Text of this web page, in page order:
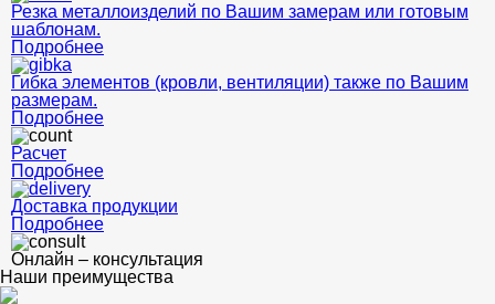
Резка металлоизделий по Вашим замерам или готовым
шаблонам.
Подробнее
Гибка элементов (кровли, вентиляции) также по Вашим
размерам.
Подробнее
Расчет
Подробнее
Доставка продукции
Подробнее
Онлайн – консультация
Наши преимущества